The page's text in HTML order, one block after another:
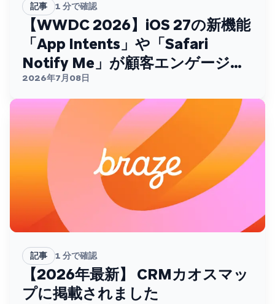
記事 1 分で確認
【WWDC 2026】iOS 27の新機能
「App Intents」や「Safari
Notify Me」が顧客エンゲージメ
ントを変える
2026年7月08日
記事 1 分で確認
【2026年最新】 CRMカオスマッ
プに掲載されました